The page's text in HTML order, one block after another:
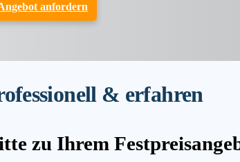
anfordern
& erfahren
zu Ihrem